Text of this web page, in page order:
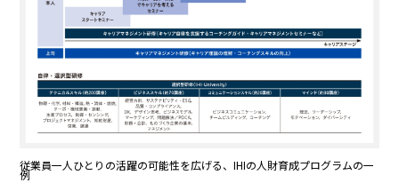
従業員一人ひとりの活躍の可能性を広げる、IHIの人財育成プログラムの一
例